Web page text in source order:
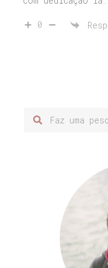
0